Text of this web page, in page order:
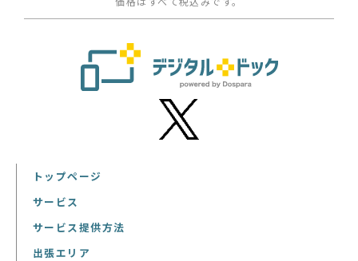
トップページ
サービス
サービス提供方法
出張エリア